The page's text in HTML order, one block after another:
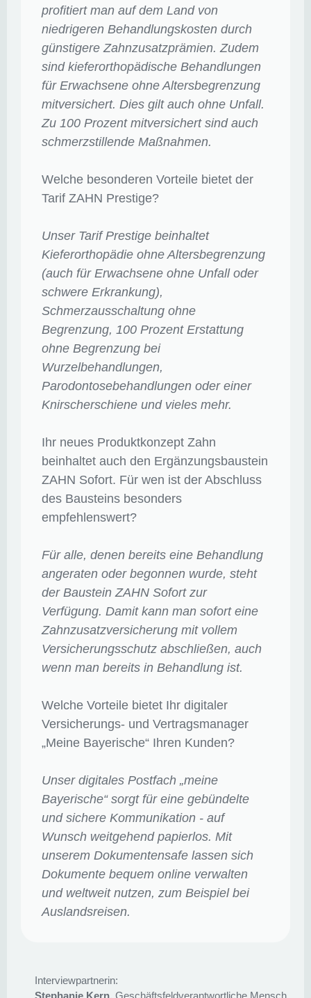
profitiert man auf dem Land von
niedrigeren Behandlungskosten durch
günstigere Zahnzusatzprämien. Zudem
sind kieferorthopädische Behandlungen
für Erwachsene ohne Altersbegrenzung
mitversichert. Dies gilt auch ohne Unfall.
Zu 100 Prozent mitversichert sind auch
schmerzstillende Maßnahmen.
Welche besonderen Vorteile bietet der
Tarif ZAHN Prestige?
Unser Tarif Prestige beinhaltet
Kieferorthopädie ohne Altersbegrenzung
(auch für Erwachsene ohne Unfall oder
schwere Erkrankung),
Schmerzausschaltung ohne
Begrenzung, 100 Prozent Erstattung
ohne Begrenzung bei
Wurzelbehandlungen,
Parodontosebehandlungen oder einer
Knirscherschiene und vieles mehr.
Ihr neues Produktkonzept Zahn
beinhaltet auch den Ergänzungsbaustein
ZAHN Sofort. Für wen ist der Abschluss
des Bausteins besonders
empfehlenswert?
Für alle, denen bereits eine Behandlung
angeraten oder begonnen wurde, steht
der Baustein ZAHN Sofort zur
Verfügung. Damit kann man sofort eine
Zahnzusatzversicherung mit vollem
Versicherungsschutz abschließen, auch
wenn man bereits in Behandlung ist.
Welche Vorteile bietet Ihr digitaler
Versicherungs- und Vertragsmanager
„Meine Bayerische“ Ihren Kunden?
Unser digitales Postfach „meine
Bayerische“ sorgt für eine gebündelte
und sichere Kommunikation - auf
Wunsch weitgehend papierlos. Mit
unserem Dokumentensafe lassen sich
Dokumente bequem online verwalten
und weltweit nutzen, zum Beispiel bei
Auslandsreisen.
Interviewpartnerin:
Stephanie Kern, Geschäftsfeldverantwortliche Mensch